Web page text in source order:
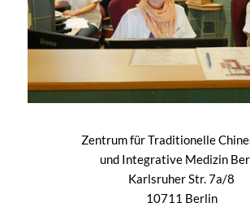
Zentrum für Traditionelle
und Integrative Medizin
Karlsruher Str. 7a/8
10711 Berlin